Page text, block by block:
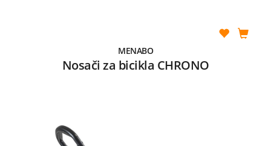
MENABO
Nosači za bicikla CHRONO